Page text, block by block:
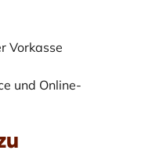
Vorkasse
und Online-